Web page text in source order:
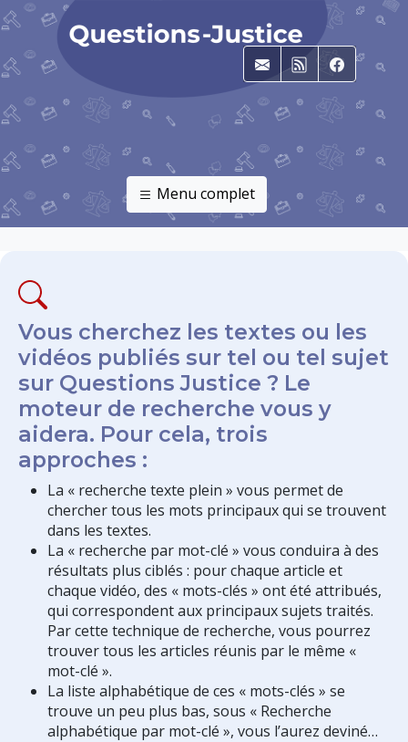
E-mailRSS
Menu complet
Vous cherchez les textes ou les
vidéos publiés sur tel ou tel sujet
sur Questions Justice ? Le
moteur de recherche vous y
aidera. Pour cela, trois
approches :
La « recherche texte plein » vous permet de
chercher tous les mots principaux qui se trouvent
dans les textes.
La « recherche par mot-clé » vous conduira à des
résultats plus ciblés : pour chaque article et
chaque vidéo, des « mots-clés » ont été attribués,
qui correspondent aux principaux sujets traités.
Par cette technique de recherche, vous pourrez
trouver tous les articles réunis par le même «
mot-clé ».
La liste alphabétique de ces « mots-clés » se
trouve un peu plus bas, sous « Recherche
alphabétique par mot-clé », vous l’aurez deviné…